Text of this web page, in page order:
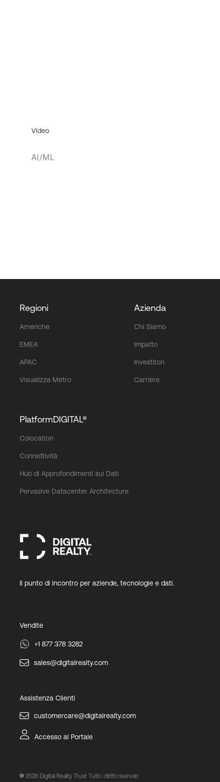
Video
AI/ML
Regioni
Americhe
EMEA
APAC
Visualizza Metro
Azienda
Chi Siamo
Impatto
Investitori
Carriere
PlatformDIGITAL®
Colocation
Connettività
Hub di Approfondimenti sui Dati
Pervasive Datacenter Architecture
Il punto di incontro per aziende, tecnologie e dati.
Vendite
+1 877 378 3282
sales@digitalrealty.com
Assistenza Clienti
customercare@digitalrealty.com
Accesso al Portale
2026 Digital Realty Trust Tutti i diritti riservati